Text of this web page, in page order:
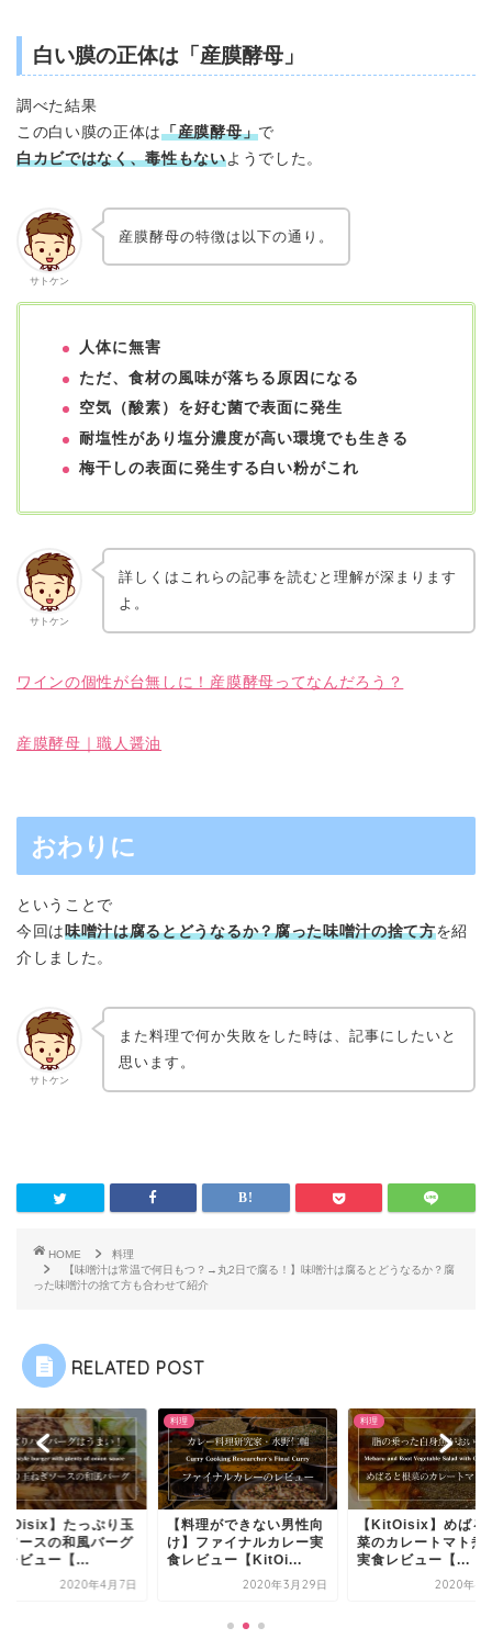
白い膜の正体は「産膜酵母 」
調べた結果
この白い膜の正体は「産膜酵母」で
白カビではなく、毒性もないようでした。
サトケン
産膜酵母の特徴は以下の通り。
人体に無害
ただ、食材の風味が落ちる原因になる
空気（酸素）を好む菌で表面に発生
耐塩性があり塩分濃度が高い環境でも生きる
梅干しの表面に発生する白い粉がこれ
サトケン
詳しくはこれらの記事を読むと理解が深まります
よ。
ワインの個性が台無しに！産膜酵母ってなんだろう？
産膜酵母｜職人醤油
おわりに
ということで
今回は味噌汁は腐るとどうなるか？腐った味噌汁の捨て方を紹
介しました。
サトケン
また料理で何か失敗をした時は、記事にしたいと
思います。
HOME
料理
【味噌汁は常温で何日もつ？→丸2日で腐る！】味噌汁は腐るとどうなるか？腐
った味噌汁の捨て方も合わせて紹介
RELATED POST
】たっぷり玉
ソースの和風バーグ
レビュー【...
2020年4月7日
料理
【料理ができない男性向
け】ファイナルカレー実
食レビュー【KitOi...
2020年3月29日
料理
【KitOisix】めばる
菜のカレートマト煮
実食レビュー【...
2020年4